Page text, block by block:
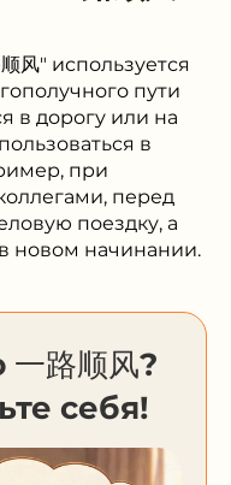
风" используется
пути
в дорогу или на
в
при
перед
поездку, а
новом начинании.
路顺风?
себя!